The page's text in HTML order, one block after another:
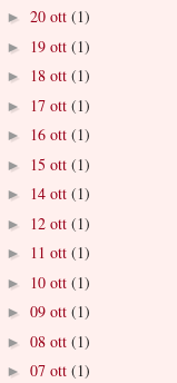
► 20 ott (1)
► 19 ott (1)
► 18 ott (1)
► 17 ott (1)
► 16 ott (1)
► 15 ott (1)
► 14 ott (1)
► 12 ott (1)
► 11 ott (1)
► 10 ott (1)
► 09 ott (1)
► 08 ott (1)
► 07 ott (1)